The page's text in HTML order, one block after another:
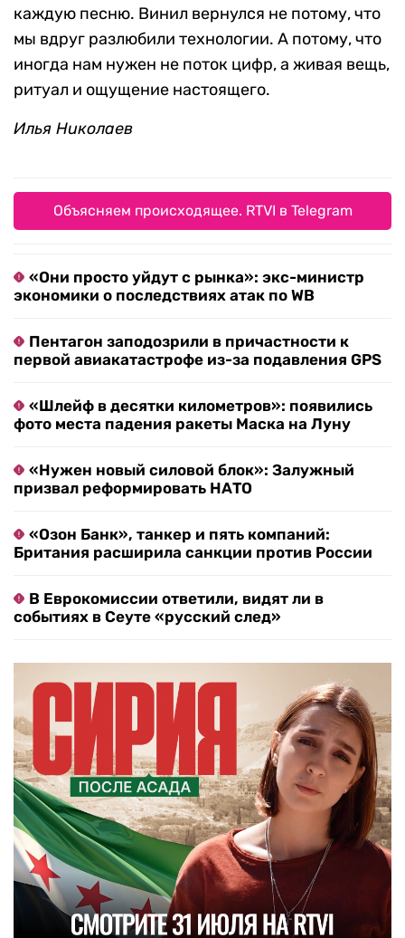
каждую песню. Винил вернулся не потому, что
мы вдруг разлюбили технологии. А потому, что
иногда нам нужен не поток цифр, а живая вещь,
ритуал и ощущение настоящего.
Илья Николаев
Объясняем происходящее. RTVI в Telegram
«Они просто уйдут с рынка»: экс-министр
экономики о последствиях атак по WB
Пентагон заподозрили в причастности к
первой авиакатастрофе из-за подавления GPS
«Шлейф в десятки километров»: появились
фото места падения ракеты Маска на Луну
«Нужен новый силовой блок»: Залужный
призвал реформировать НАТО
«Озон Банк», танкер и пять компаний:
Британия расширила санкции против России
В Еврокомиссии ответили, видят ли в
событиях в Сеуте «русский след»